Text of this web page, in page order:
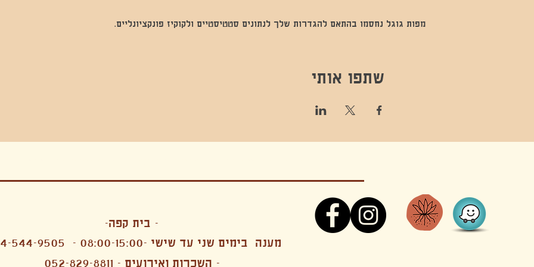
מפות גוגל נחסמו בהתאם להגדרות שלך לנתונים סטטיסטיים ולקוקיז פונקציונליים.
שתפו אותי
- בית קפה-
מענה בימים שני עד שישי -08:00-15:00 -
544-9505
- השכרות ואירועים - 052-829-8811